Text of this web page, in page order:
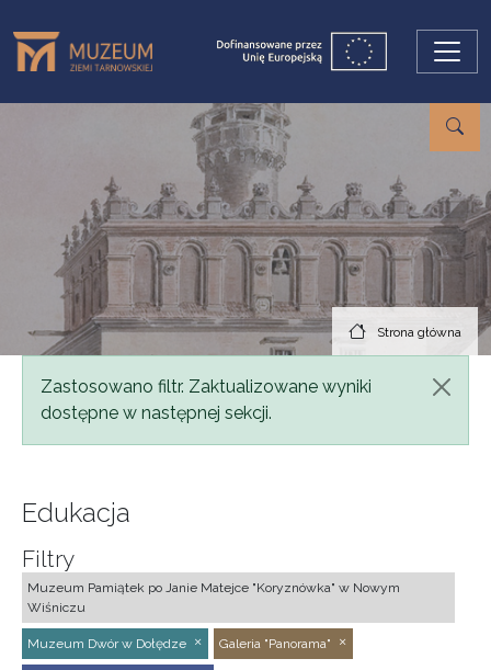
Strona główna
Komunikat
Zastosowano filtr. Zaktualizowane wyniki
dostępne w następnej sekcji.
Edukacja
Filtry
Muzeum Pamiątek po Janie Matejce "Koryznówka" w Nowym
Wiśniczu
Muzeum Dwór w Dołędze Galeria "Panorama"